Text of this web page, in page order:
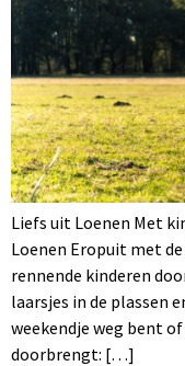
Liefs uit Loenen Met
Loenen Eropuit met
rennende kinderen
laarsjes in de plassen
weekendje weg bent
doorbrengt: […]